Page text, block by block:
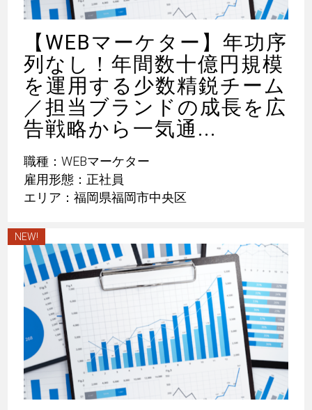
【WEBマーケター】年功序
列なし！年間数十億円規模
を運用する少数精鋭チーム
／担当ブランドの成長を広
告戦略から一気通...
職種：WEBマーケター
雇用形態：正社員
エリア：福岡県福岡市中央区
NEW!